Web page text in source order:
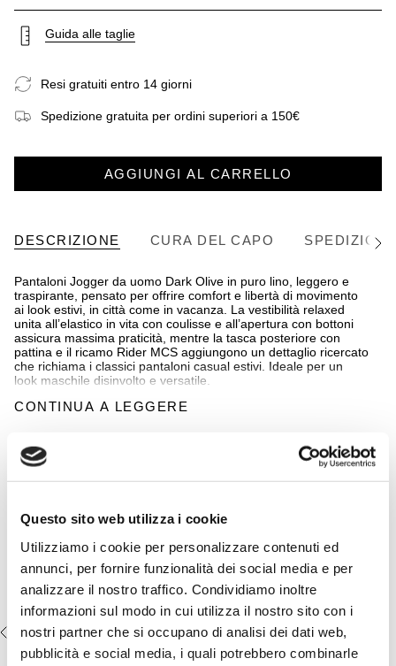
Questo sito web utilizza i cookie
Utilizziamo i cookie per personalizzare contenuti ed
annunci, per fornire funzionalità dei social media e per
analizzare il nostro traffico. Condividiamo inoltre
informazioni sul modo in cui utilizza il nostro sito con i
nostri partner che si occupano di analisi dei dati web,
pubblicità e social media, i quali potrebbero combinarle
Guida alle taglie
Resi gratuiti entro 14 giorni
Spedizione gratuita per ordini superiori a 150€
AGGIUNGI AL CARRELLO
DESCRIZIONE CURA DEL CAPO
Vedi
Pantaloni Jogger da uomo Dark Olive in puro lino, leggero e
traspirante, pensato per offrire comfort e libertà di movimento
ai look estivi, in città come in vacanza. La vestibilità relaxed
unita all’elastico in vita con coulisse e all’apertura con bottoni
assicura massima praticità, mentre la tasca posteriore con
pattina e il ricamo Rider MCS aggiungono un dettaglio ricercato
che richiama i classici pantaloni casual estivi. Ideale per un
look maschile disinvolto e versatile.
- vestibilità relaxed fit
- vita elasticizzata con coulisse
- chiusura con bottoni
- etichetta chino applicata sul retro
- logo MCS ricamato sulla tasca destra
- Colore: Dark Olive
14MCH500-02105
CONTINUA A LEGGERE
Completa il look:
€24,50 €49,00
VISTI DI RECENTE